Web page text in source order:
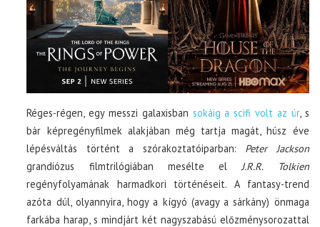
Réges-régen, egy messzi galaxisban sokáig a scifi volt az úr, s
bár képregényfilmek alakjában még tartja magát, húsz éve
lépésváltás történt a szórakoztatóiparban: Peter Jackson
grandiózus filmtrilógiában mesélte el J.R.R. Tolkien
regényfolyamának harmadkori történéseit. A fantasy-trend
azóta dúl, olyannyira, hogy a kígyó (avagy a sárkány) önmaga
farkába harap, s mindjárt két nagyszabású előzménysorozattal